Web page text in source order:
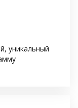
уникальный